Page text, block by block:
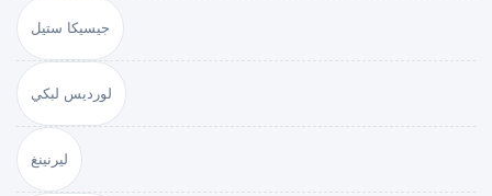
جيسيكا ستيل
لورديس لبكي
ليرنينغ